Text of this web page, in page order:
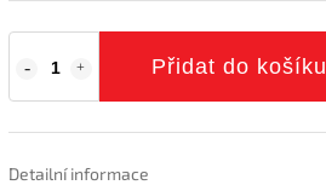
Přidat do košíku
Detailní informace